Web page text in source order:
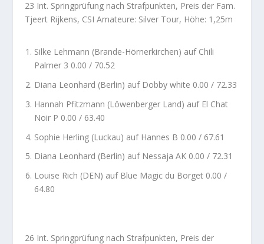
23 Int. Springprüfung nach Strafpunkten, Preis der Fam.
Tjeert Rijkens, CSI Amateure: Silver Tour, Höhe: 1,25m
Silke Lehmann (Brande-Hörnerkirchen) auf Chili
Palmer 3 0.00 / 70.52
Diana Leonhard (Berlin) auf Dobby white 0.00 / 72.33
Hannah Pfitzmann (Löwenberger Land) auf El Chat
Noir P 0.00 / 63.40
Sophie Herling (Luckau) auf Hannes B 0.00 / 67.61
Diana Leonhard (Berlin) auf Nessaja AK 0.00 / 72.31
Louise Rich (DEN) auf Blue Magic du Borget 0.00 /
64.80
26 Int. Springprüfung nach Strafpunkten, Preis der